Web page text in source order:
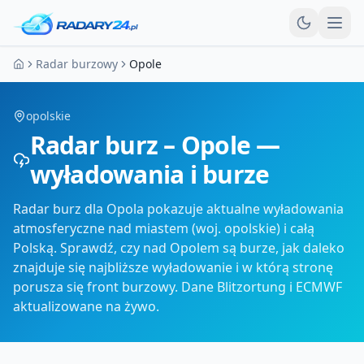
Strona główna
Radar burzowy Opole
opolskie
Radar burz – Opole —
wyładowania i burze
Radar burz dla Opola pokazuje aktualne wyładowania
atmosferyczne nad miastem (woj. opolskie) i całą
Polską. Sprawdź, czy nad Opolem są burze, jak daleko
znajduje się najbliższe wyładowanie i w którą stronę
porusza się front burzowy. Dane Blitzortung i ECMWF
aktualizowane na żywo.